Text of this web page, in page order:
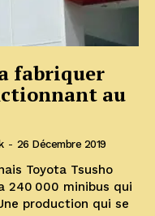
fabriquer
au
- 26 Décembre 2019
Toyota Tsusho
240 000 minibus qui
production qui se